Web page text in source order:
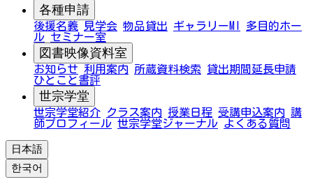
各種申請
後援名義 見学会 物品貸出 ギャラリーMI
多目的ホー
ル セミナー室
図書映像資料室
お知らせ 利用案内 所蔵資料検索
貸出期間延長申請
ひとこと書評
世宗学堂
世宗学堂紹介 クラス案内 授業日程 受講申込案内 講
師プロフィール 世宗学堂ジャーナル よくある質問
日本語
한국어